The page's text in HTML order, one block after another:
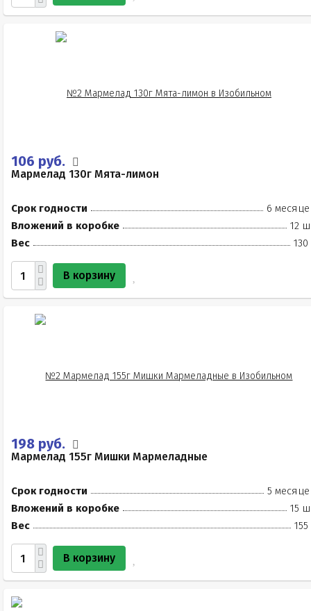
106 руб.
Мармелад 130г Мята-лимон
Срок годности
6
Вложений в коробке
12
Вес
130
В корзину
198 руб.
Мармелад 155г Мишки Мармеладные
Срок годности
5
Вложений в коробке
15
Вес
155
В корзину